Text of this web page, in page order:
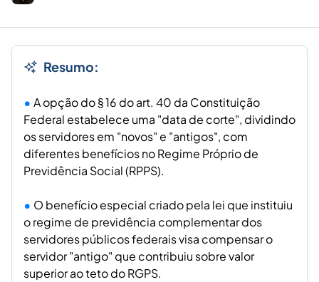
Resumo:
A opção do § 16 do art. 40 da Constituição
Federal estabelece uma "data de corte", dividindo
os servidores em "novos" e "antigos", com
diferentes benefícios no Regime Próprio de
Previdência Social (RPPS).
O benefício especial criado pela lei que instituiu
o regime de previdência complementar dos
servidores públicos federais visa compensar o
servidor "antigo" que contribuiu sobre valor
superior ao teto do RGPS.